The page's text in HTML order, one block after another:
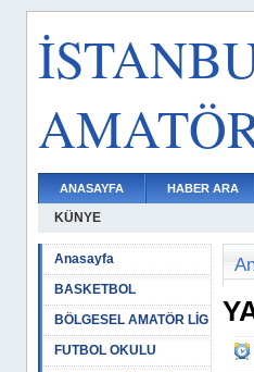
ANASAYFA HABER ARA
KÜNYE
Anasayfa
BASKETBOL
BÖLGESEL AMATÖR LİG
FUTBOL OKULU